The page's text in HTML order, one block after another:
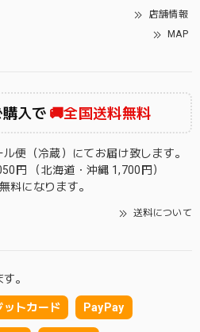
店舗情報
MAP
入で 🚚全国送料無料
便（冷蔵）にてお届け致します。
円 （北海道・沖縄 1,700円）
料になります。
送料について
。
ットカード PayPay